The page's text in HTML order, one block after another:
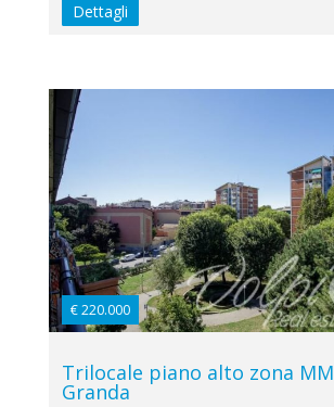
Dettagli
€ 220.000
Trilocale piano alto zona MM
Granda